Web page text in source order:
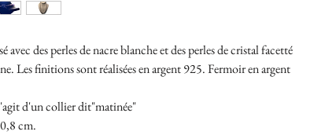
avec des perles de nacre blanche et des perles de cristal facetté
Les finitions sont réalisées en argent 925. Fermoir en argent
d'un collier dit"matinée"
cm.